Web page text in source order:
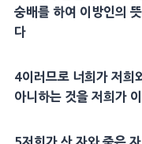
숭배를 하여 이방인의 뜻
다
4이러므로 너희가 저희
아니하는 것을 저희가